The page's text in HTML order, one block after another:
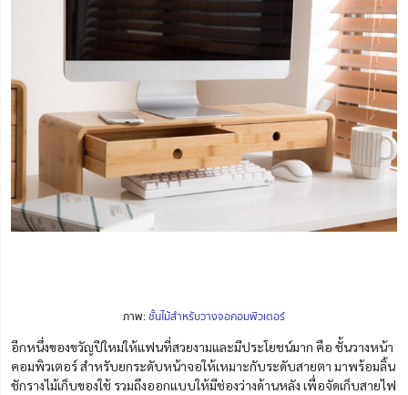
ภาพ:ชั้นไม้สำหรับวางจอคอมพิวเตอร์
อีกหนึ่งของขวัญปีใหม่ให้แฟนที่สวยงามและมีประโยชน์มาก คือ ชั้นวางหน้า
คอมพิวเตอร์ สำหรับยกระดับหน้าจอให้เหมาะกับระดับสายตา มาพร้อมลิ้น
ชักรางไม้เก็บของใช้ รวมถึงออกแบบให้มีช่องว่างด้านหลัง เพื่อจัดเก็บสายไฟ